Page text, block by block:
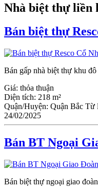
Nhà biệt thự liền
Bán biệt thự
Bán gấp nhà biệt thự khu
Giá: thỏa thuận
Diện tích: 218 m²
Quận/Huyện: Quận Bắc Từ
24/02/2025
Bán BT Ngoại
Bán biệt thự ngoại giao